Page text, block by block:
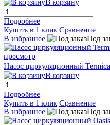
В корзину
Подробнее
Купить в 1 клик Сравнение
В избранное
Под
просмотр
Насос циркуляционный
В корзину
Подробнее
Купить в 1 клик Сравнение
В избранное
Под